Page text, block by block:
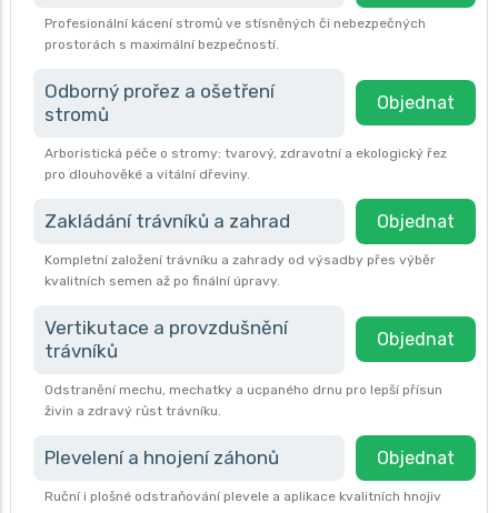
Profesionální kácení stromů ve stísněných či nebezpečných
prostorách s maximální bezpečností.
Odborný prořez a ošetření
stromů
Objednat
Arboristická péče o stromy: tvarový, zdravotní a ekologický řez
pro dlouhověké a vitální dřeviny.
Zakládání trávníků a zahrad Objednat
Kompletní založení trávníku a zahrady od výsadby přes výběr
kvalitních semen až po finální úpravy.
Vertikutace a provzdušnění
trávníků
Objednat
Odstranění mechu, mechatky a ucpaného drnu pro lepší přísun
živin a zdravý růst trávníku.
Plevelení a hnojení záhonů Objednat
Ruční i plošné odstraňování plevele a aplikace kvalitních hnojiv